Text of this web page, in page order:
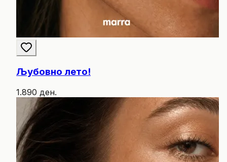
Љубовно лето!
1.890 ден.